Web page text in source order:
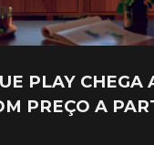
PLAY CHEGA
PREÇO A